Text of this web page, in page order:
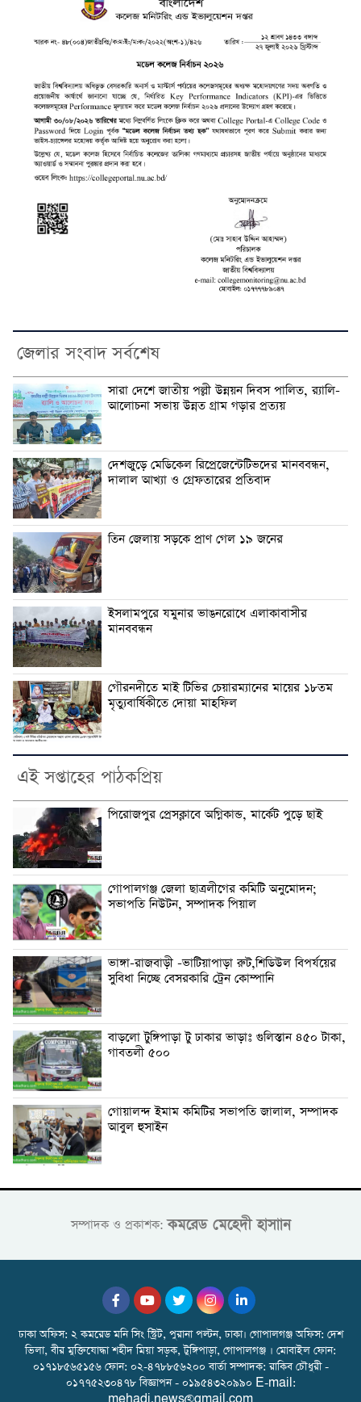
জেলার সংবাদ সর্বশেষ
সারা দেশে জাতীয় পল্লী উন্নয়ন দিবস পালিত, র‍্যালি-
আলোচনা সভায় উন্নত গ্রাম গড়ার প্রত্যয়
দেশজুড়ে মেডিকেল রিপ্রেজেন্টেটিভদের মানববন্ধন,
দালাল আখ্যা ও গ্রেফতারের প্রতিবাদ
তিন জেলায় সড়কে প্রাণ গেল ১৯ জনের
ইসলামপুরে যমুনার ভাঙনরোধে এলাকাবাসীর
মানববন্ধন
গৌরনদীতে মাই টিভির চেয়ারম্যানের মায়ের ১৮তম
মৃত্যুবার্ষিকীতে দোয়া মাহফিল
এই সপ্তাহের পাঠকপ্রিয়
পিরোজপুর প্রেসক্লাবে অগ্নিকান্ড, মার্কেট পুড়ে ছাই
গোপালগঞ্জ জেলা ছাত্রলীগের কমিটি অনুমোদন;
সভাপতি নিউটন, সম্পাদক পিয়াল
ভাঙ্গা-রাজবাড়ী -ভাটিয়াপাড়া রুট,শিডিউল বিপর্যয়ের
সুবিধা নিচ্ছে বেসরকারি ট্রেন কোম্পানি
বাড়লো টুঙ্গিপাড়া টু ঢাকার ভাড়াঃ গুলিস্তান ৪৫০ টাকা,
গাবতলী ৫০০
গোয়ালন্দ ইমাম কমিটির সভাপতি জালাল, সম্পাদক
আবুল হুসাইন
সম্পাদক ও প্রকাশক:কমরেড মেহেদী হাসাান
ঢাকা অফিস: ২ কমরেড মনি সিং স্ট্রিট, পুরানা পল্টন, ঢাকা। গোপালগঞ্জ অফিস: দেশ
ভিলা, বীর মুক্তিযোদ্ধা শহীদ মিয়া সড়ক, টুঙ্গিপাড়া, গোপালগঞ্জ । মোবাইল ফোন:
০১৭১৮৫৬৫১৫৬ ফোন: ০২-৪৭৮৮৫৬২০০ বার্তা সম্পাদক: রাকিব চৌধুরী -
০১৭৭৫২৩০৪৭৮ বিজ্ঞাপন - ০১৯৫৪৩২০৯৯০ E-mail: